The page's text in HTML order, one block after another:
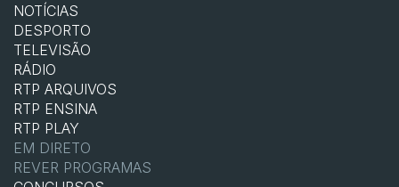
NOTÍCIAS
DESPORTO
TELEVISÃO
RÁDIO
RTP ARQUIVOS
RTP ENSINA
RTP PLAY
EM DIRETO
REVER PROGRAMAS